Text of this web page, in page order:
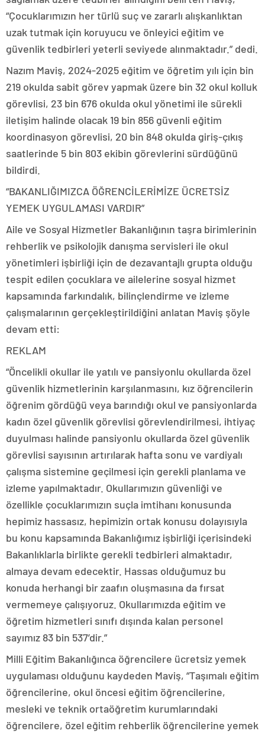
“Çocuklarımızın her türlü suç ve zararlı alışkanlıktan
uzak tutmak için koruyucu ve önleyici eğitim ve
güvenlik tedbirleri yeterli seviyede alınmaktadır.” dedi.
Nazım Maviş, 2024-2025 eğitim ve öğretim yılı için bin
219 okulda sabit görev yapmak üzere bin 32 okul kolluk
görevlisi, 23 bin 676 okulda okul yönetimi ile sürekli
iletişim halinde olacak 19 bin 856 güvenli eğitim
koordinasyon görevlisi, 20 bin 848 okulda giriş-çıkış
saatlerinde 5 bin 803 ekibin görevlerini sürdüğünü
bildirdi.
“BAKANLIĞIMIZCA ÖĞRENCİLERİMİZE ÜCRETSİZ
YEMEK UYGULAMASI VARDIR”
Aile ve Sosyal Hizmetler Bakanlığının taşra birimlerinin
rehberlik ve psikolojik danışma servisleri ile okul
yönetimleri işbirliği için de dezavantajlı grupta olduğu
tespit edilen çocuklara ve ailelerine sosyal hizmet
kapsamında farkındalık, bilinçlendirme ve izleme
çalışmalarının gerçekleştirildiğini anlatan Maviş şöyle
devam etti:
REKLAM
“Öncelikli okullar ile yatılı ve pansiyonlu okullarda özel
güvenlik hizmetlerinin karşılanmasını, kız öğrencilerin
öğrenim gördüğü veya barındığı okul ve pansiyonlarda
kadın özel güvenlik görevlisi görevlendirilmesi, ihtiyaç
duyulması halinde pansiyonlu okullarda özel güvenlik
görevlisi sayısının artırılarak hafta sonu ve vardiyalı
çalışma sistemine geçilmesi için gerekli planlama ve
izleme yapılmaktadır. Okullarımızın güvenliği ve
özellikle çocuklarımızın suçla imtihanı konusunda
hepimiz hassasız, hepimizin ortak konusu dolayısıyla
bu konu kapsamında Bakanlığımız işbirliği içerisindeki
Bakanlıklarla birlikte gerekli tedbirleri almaktadır,
almaya devam edecektir. Hassas olduğumuz bu
konuda herhangi bir zaafın oluşmasına da fırsat
vermemeye çalışıyoruz. Okullarımızda eğitim ve
öğretim hizmetleri sınıfı dışında kalan personel
sayımız 83 bin 537’dir.”
Milli Eğitim Bakanlığınca öğrencilere ücretsiz yemek
uygulaması olduğunu kaydeden Maviş, “Taşımalı eğitim
öğrencilerine, okul öncesi eğitim öğrencilerine,
mesleki ve teknik ortaöğretim kurumlarındaki
öğrencilere, özel eğitim rehberlik öğrencilerine yemek